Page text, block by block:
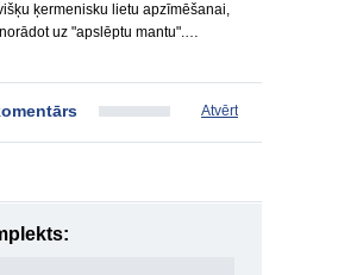
ķermenisku lietu apzīmēšanai,
uz "apslēptu mantu".…
Atvērt